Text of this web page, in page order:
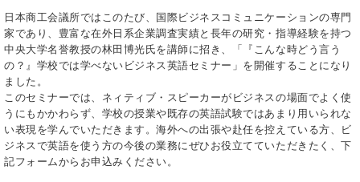
日本商工会議所ではこのたび、国際ビジネスコミュニケーションの専門
家であり、豊富な在外日系企業調査実績と長年の研究・指導経験を持つ
中央大学名誉教授の林田博光氏を講師に招き、「『こんな時どう言う
の？』学校では学べないビジネス英語セミナー」を開催することになり
ました。
このセミナーでは、ネィティブ・スピーカーがビジネスの場面でよく使
うにもかかわらず、学校の授業や既存の英語試験ではあまり用いられな
い表現を学んでいただきます。海外への出張や赴任を控えている方、ビ
ジネスで英語を使う方の今後の業務にぜひお役立てていただきたく、下
記フォームからお申込みください。